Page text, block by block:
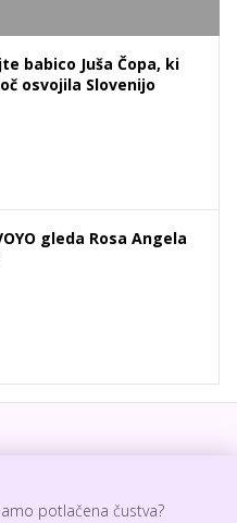
babico Juša Čopa, ki
osvojila Slovenijo
gleda Rosa Angela
potlačena čustva?